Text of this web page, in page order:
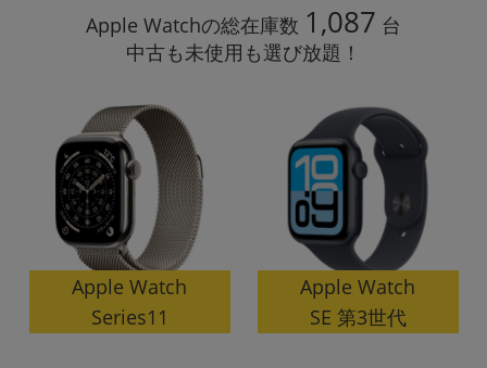
Apple Watchの総在庫数 1,087 台
中古も未使用も選び放題！
Apple Watch
Series11
Apple Watch
SE 第3世代
フリーワード
Let's noteEliteBook
カテゴリー
商品ジャンルの絞り込み
「スマートフォン」「タブレット」など
シリーズ
商品シリーズ名・ブランド名の絞り込み。
「iPhone」「Xperia」「Galaxy」など
製造、販売メーカーの絞り込み